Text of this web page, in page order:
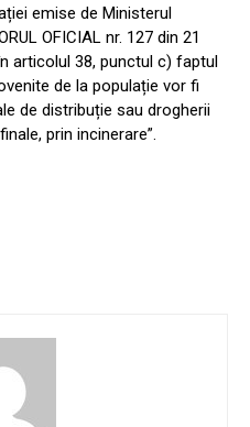
emise de Ministerul
OFICIAL nr. 127 din 21
articolul 38, punctul c) faptul
de la populație vor fi
de distribuție sau drogherii
prin incinerare”.